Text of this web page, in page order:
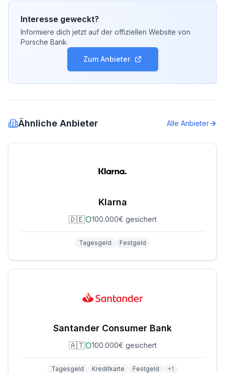
Interesse geweckt?
Informiere dich jetzt auf der offiziellen Website von
Porsche Bank.
Zum Anbieter
Ähnliche Anbieter Alle Anbieter
Klarna
🇩🇪 100.000€ gesichert
Tagesgeld Festgeld
Santander Consumer Bank
🇦🇹 100.000€ gesichert
Tagesgeld Kreditkarte Festgeld +1